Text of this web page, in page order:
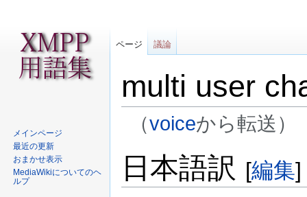
multi user
（voiceから転送）
ナ
ビ
ゲ
検
索
に日本語訳 [編集]
ページ 議論
メインページ
最近の更新
おまかせ表示
MediaWikiについてのヘ
ルプ